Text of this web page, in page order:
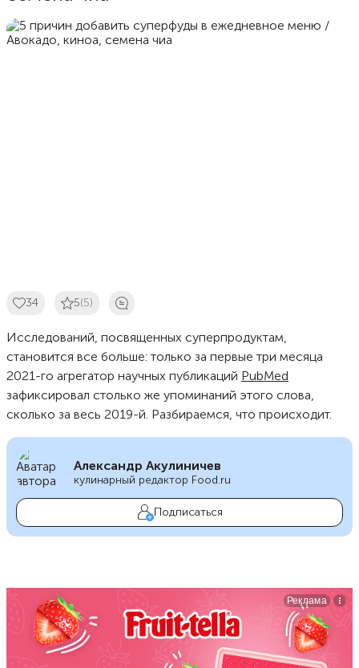
34 5(5)
Исследований, посвященных суперпродуктам,
становится все больше: только за первые три месяца
2021-го агрегатор научных публикаций PubMed
зафиксировал столько же упоминаний этого слова,
сколько за весь 2019-й. Разбираемся, что происходит.
Александр Акулиничев
кулинарный редактор Food.ru
Подписаться